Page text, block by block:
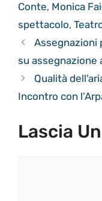
Conte, Monica
spettacolo,
Assegnazioni
su assegnazione
Qualità
Incontro con
Lascia